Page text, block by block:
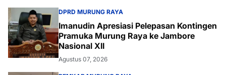
DPRD MURUNG RAYA
Imanudin Apresiasi Pelepasan Kontingen
Pramuka Murung Raya ke Jambore
Nasional XII
Agustus 07, 2026